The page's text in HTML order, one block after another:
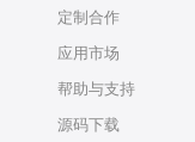
定制合作
应用市场
帮助与支持
源码下载